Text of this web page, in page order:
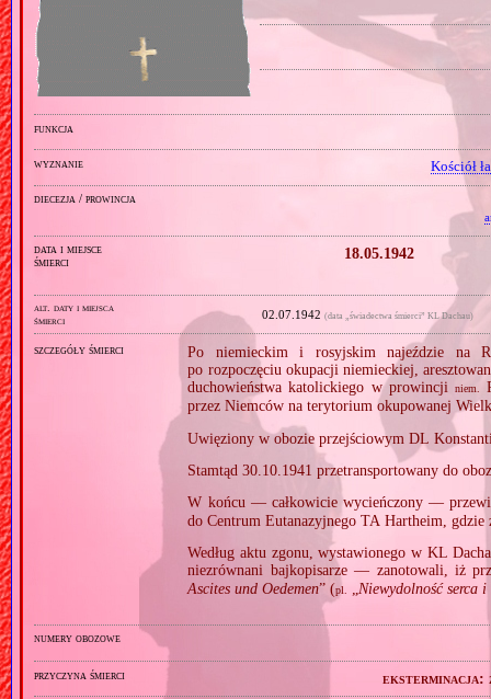
funkcja
wyznanie Kościół
diecezja / prowincja
data i miejsce
śmierci
18.05.1942
alt. daty i miejsca
śmierci
02.07.1942(data „świadectwa śmierci” KL Dachau)
szczegóły śmierci
Po niemieckim i rosyjskim najeździe na
po rozpoczęciu okupacji niemieckiej,
duchowieństwa katolickiego w prowincji niem.
przez Niemców na terytorium okupowanej
Uwięziony w obozie przejściowym DL
Stamtąd 30.10.1941 przetransportowany do
W końcu — całkowicie wycieńczony —
do Centrum Eutanazyjnego TA Hartheim, gdzie
Według aktu zgonu, wystawionego w KL
niezrównani bajkopisarze — zanotowali, iż
Ascites und Oedemen” (pl. „Niewydolność serca
numery obozowe
przyczyna śmierci eksterminacja: